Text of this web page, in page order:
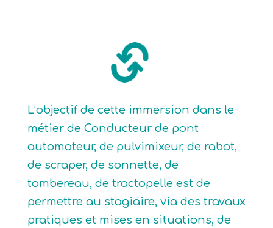
L’objectif de cette immersion dans le
métier de Conducteur de pont
automoteur, de pulvimixeur, de rabot,
de scraper, de sonnette, de
tombereau, de tractopelle est de
permettre au stagiaire, via des travaux
pratiques et mises en situations, de